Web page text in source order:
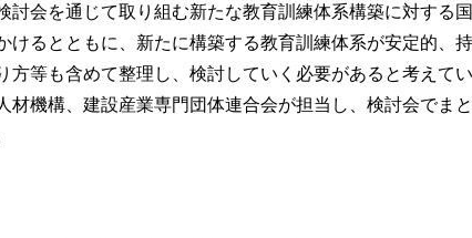
討会を通じて取り組む新たな教育訓練体系構築に対する
けるとともに、新たに構築する教育訓練体系が安定的、
方等も含めて整理し、検討していく必要があると考えて
材機構、建設産業専門団体連合会が担当し、検討会でま